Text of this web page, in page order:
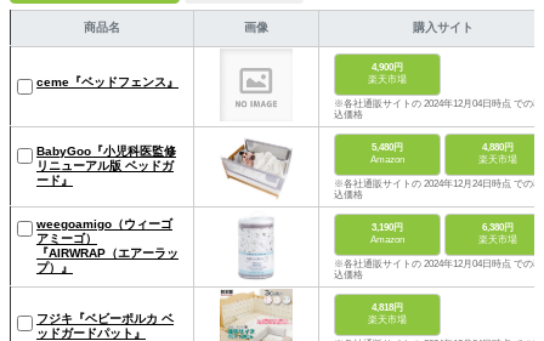
商品名 画像 購入サイト
ceme『ベッドフェンス』
4,900円
楽天市場
※各社通販サイトの 2024年12月04日時点 での税
込価格
BabyGoo『小児科医監修
リニューアル版 ベッドガ
ード』
5,480円
Amazon
4,880円
楽天市場
※各社通販サイトの 2024年12月24日時点 での税
込価格
weegoamigo（ウィーゴ
アミーゴ）
『AIRWRAP（エアーラッ
プ）』
3,190円
Amazon
6,380円
楽天市場
※各社通販サイトの 2024年12月04日時点 での税
込価格
フジキ『ベビーポルカ ベ
ッドガードパット』
4,818円
楽天市場